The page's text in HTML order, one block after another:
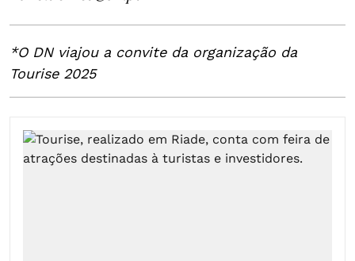
*O DN viajou a convite da organização da
Tourise 2025